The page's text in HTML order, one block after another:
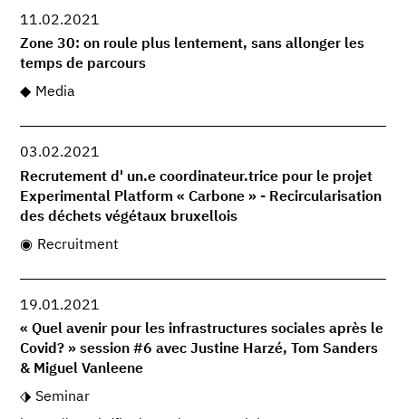
11.02.2021
Zone 30: on roule plus lentement, sans allonger les
temps de parcours
Media
03.02.2021
Recrutement d' un.e coordinateur.trice pour le projet
Experimental Platform « Carbone » - Recircularisation
des déchets végétaux bruxellois
Recruitment
19.01.2021
« Quel avenir pour les infrastructures sociales après le
Covid? » session #6 avec Justine Harzé, Tom Sanders
& Miguel Vanleene
Seminar